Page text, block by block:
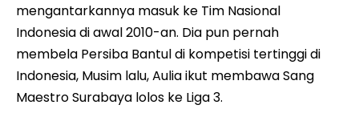
mengantarkannya masuk ke Tim Nasional
Indonesia di awal 2010-an. Dia pun pernah
membela Persiba Bantul di kompetisi tertinggi di
Indonesia, Musim lalu, Aulia ikut membawa Sang
Maestro Surabaya lolos ke Liga 3.